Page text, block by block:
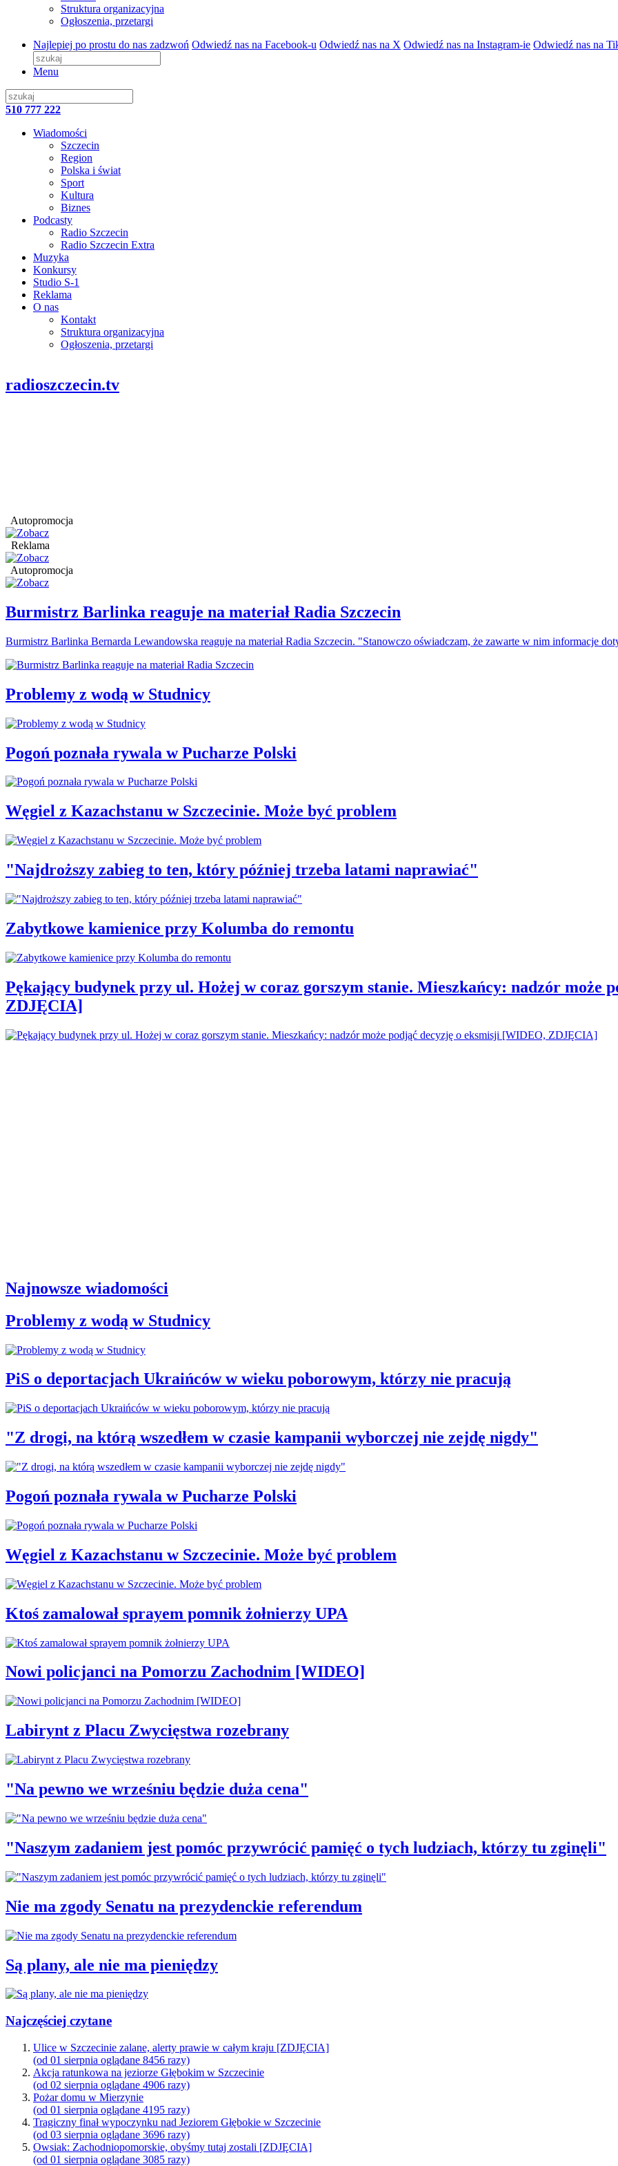
Struktura organizacyjna
Ogłoszenia, przetargi
Najlepiej po prostu do nas zadzwoń Odwiedź nas na Facebook-u Odwiedź nas na X Odwiedź nas na Instagram-ie Odwiedź nas na
Menu
510 777 222
Wiadomości
Szczecin
Region
Polska i świat
Sport
Kultura
Biznes
Podcasty
Radio Szczecin
Radio Szczecin Extra
Muzyka
Konkursy
Studio S-1
Reklama
O nas
Kontakt
Struktura organizacyjna
Ogłoszenia, przetargi
radioszczecin.tv
Autopromocja
Reklama
Autopromocja
Burmistrz Barlinka reaguje na materiał Radia Szczecin
Burmistrz Barlinka Bernarda Lewandowska reaguje na materiał Radia Szczecin. "Stanowczo oświadczam, że zawarte w nim informacje
Problemy z wodą w Studnicy
Pogoń poznała rywala w Pucharze Polski
Węgiel z Kazachstanu w Szczecinie. Może być problem
"Najdroższy zabieg to ten, który później trzeba latami naprawiać"
Zabytkowe kamienice przy Kolumba do remontu
Pękający budynek przy ul. Hożej w coraz gorszym stanie. Mieszkańcy: nadzór może
ZDJĘCIA]
Najnowsze wiadomości
Problemy z wodą w Studnicy
PiS o deportacjach Ukraińców w wieku poborowym, którzy nie pracują
"Z drogi, na którą wszedłem w czasie kampanii wyborczej nie zejdę nigdy"
Pogoń poznała rywala w Pucharze Polski
Węgiel z Kazachstanu w Szczecinie. Może być problem
Ktoś zamalował sprayem pomnik żołnierzy UPA
Nowi policjanci na Pomorzu Zachodnim [WIDEO]
Labirynt z Placu Zwycięstwa rozebrany
"Na pewno we wrześniu będzie duża cena"
"Naszym zadaniem jest pomóc przywrócić pamięć o tych ludziach, którzy tu zginęli"
Nie ma zgody Senatu na prezydenckie referendum
Są plany, ale nie ma pieniędzy
Najczęściej czytane
Ulice w Szczecinie zalane, alerty prawie w całym kraju [ZDJĘCIA]
(od 01 sierpnia oglądane 8456 razy)
Akcja ratunkowa na jeziorze Głębokim w Szczecinie
(od 02 sierpnia oglądane 4906 razy)
Pożar domu w Mierzynie
(od 01 sierpnia oglądane 4195 razy)
Tragiczny finał wypoczynku nad Jeziorem Głębokie w Szczecinie
(od 03 sierpnia oglądane 3696 razy)
Owsiak: Zachodniopomorskie, obyśmy tutaj zostali [ZDJĘCIA]
(od 01 sierpnia oglądane 3085 razy)